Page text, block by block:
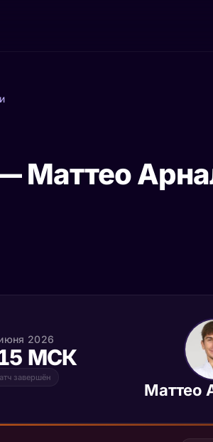
Маттео
2026
МСК
завершён
Маттео